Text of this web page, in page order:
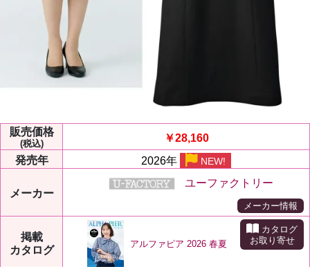
販売価格
(税込)
￥28,160
発売年
2026年 NEW!
メーカー
ユーファクトリー
メーカー情報
掲載
カタログ
アルファピア 2026 春夏
カタログ
お取り寄せ